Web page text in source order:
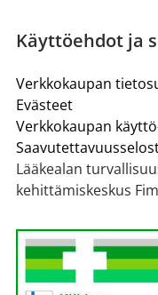
Käyttöehdot ja
Verkkokaupan
Evästeet
Verkkokaupan
Lääkealan
kehittämiskeskus